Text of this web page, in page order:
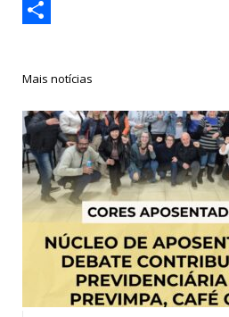
Link
Print
Mais notícias